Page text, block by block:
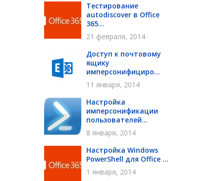
Тестирование
autodiscover в Office
365...
21 февраля, 2014
Доступ к почтовому
ящику
имперсонифициро...
11 января, 2014
Настройка
имперсонификации
пользователей...
8 января, 2014
Настройка Windows
PowerShell для Office ...
1 января, 2014